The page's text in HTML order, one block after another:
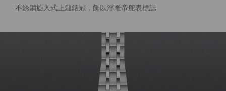
不銹鋼旋入式上鏈錶冠，飾以浮雕帝舵表標誌